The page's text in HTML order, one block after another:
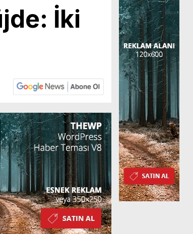
İki